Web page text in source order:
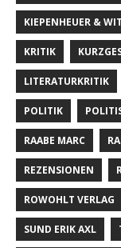
KIEPENHEUER &
KRITIK
LITERATURKRITIK
POLITIK
RAABE MARC
REZENSIONEN
ROWOHLT VERLAG
SUND ERIK AXL